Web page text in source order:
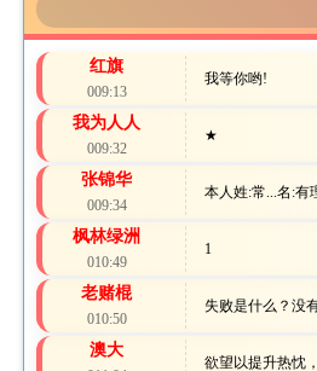
红旗
009:13
我等你哟!
我为人人
009:32
★
张锦华
009:34
本人姓:常...名:有
枫林绿洲
010:49
1
老赌棍
010:50
失败是什么？没
澳大
欲望以提升热忱